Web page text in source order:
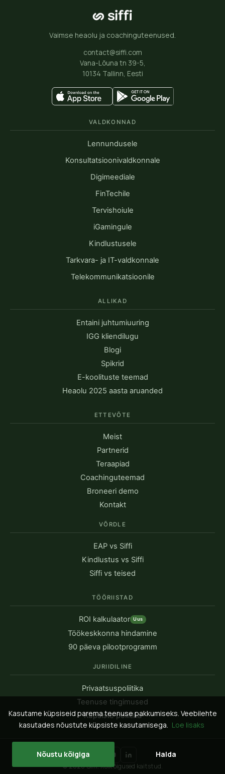
Vaimse heaolu ja coachinguteenused.
contact@siffi.com
Vana-Lõuna tn 39-5,
10134 Tallinn, Eesti
VALDKONNAD
Lennundusele
Konsultatsioonivaldkonnale
Digimeediale
FinTechile
Tervishoiule
iGamingule
Kindlustusele
Tarkvara- ja IT-valdkonnale
Telekommunikatsioonile
ALLIKAD
Entaini juhtumiuuring
IGG kliendilugu
Blogi
Spikrid
E-koolituste teemad
Heaolu 2025 aasta aruanded
ETTEVÕTE
Meist
Partnerid
Teraapiad
Coachinguteemad
Broneeri demo
Kontakt
VÕRDLE
EAP vs Siffi
Kindlustus vs Siffi
Siffi vs teised
TÖÖRIISTAD
ROI kalkulaator Uus
Töökeskkonna hindamine
90 päeva pilootprogramm
JURIIDILINE
Privaatsuspoliitika
Teenuse tingimused
Küpsiste poliitika
© 2026 Siffi. Kõik õigused kaitstud.
Kasutame küpsiseid parema teenuse pakkumiseks. Veebilehte
kasutades nõustute küpsiste kasutamisega. Loe lisaks
Nõustu kõigiga Halda